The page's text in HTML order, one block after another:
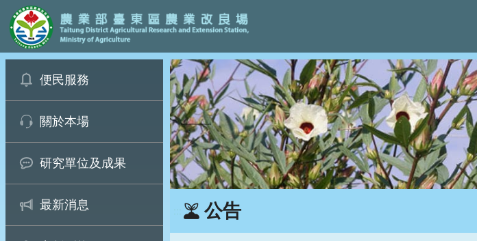
便民服務
關於本場
研究單位及成果
最新消息 ::: 公告